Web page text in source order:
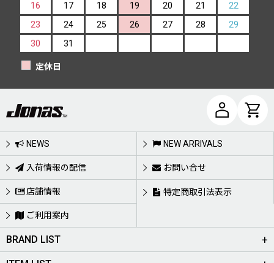
16
17 18 19 20 21
22
23
24 25 26 27 28
29
30
31
定休日
NEWS NEW ARRIVALS
入荷情報の配信 お問い合せ
店舗情報 特定商取引法表示
ご利用案内
BRAND LIST